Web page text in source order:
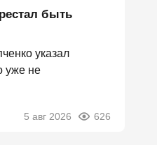
быть
указал
уже не
5 авг 2026 626